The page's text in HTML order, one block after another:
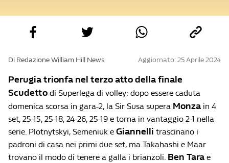
Di Redazione William Hill News Aggiornato: 25 Aprile 2024
Perugia trionfa nel terzo atto della finale
Scudetto di Superlega di volley: dopo essere caduta
domenica scorsa in gara-2, la Sir Susa supera Monza in 4
set, 25-15, 25-18, 24-26, 25-19 e torna in vantaggio 2-1 nella
serie. Plotnytskyi, Semeniuk e Giannelli trascinano i
padroni di casa nei primi due set, ma Takahashi e Maar
trovano il modo di tenere a galla i brianzoli. Ben Tara e